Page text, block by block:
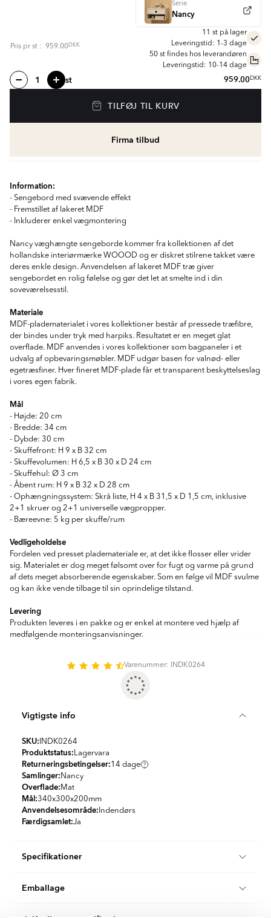
Serie
Nancy
Pris pr st : 959.00DKK
11 st på lager
Leveringstid: 1-3 dage
50 st findes hos leverandøren
Leveringstid: 10-14 dage
st 959.00DKK
TILFØJ TIL KURV
Firma tilbud
Information:
- Sengebord med svævende effekt
- Fremstillet af lakeret MDF
- Inkluderer enkel vægmontering
Nancy væghængte sengeborde kommer fra kollektionen af det
hollandske interiørmærke WOOOD og er diskret stilrene takket være
deres enkle design. Anvendelsen af lakeret MDF træ giver
sengebordet en rolig følelse og gør det let at smelte ind i din
soveværelsesstil.
Materiale
MDF-pladematerialet i vores kollektioner består af pressede træfibre,
der bindes under tryk med harpiks. Resultatet er en meget glat
overflade. MDF anvendes i vores kollektioner som bagpaneler i et
udvalg af opbevaringsmøbler. MDF udgør basen for valnød- eller
egetræsfiner. Hver fineret MDF-plade får et transparent beskyttelseslag
i vores egen fabrik.
Mål
- Højde: 20 cm
- Bredde: 34 cm
- Dybde: 30 cm
- Skuffefront: H 9 x B 32 cm
- Skuffevolumen: H 6,5 x B 30 x D 24 cm
- Skuffehul: Ø 3 cm
- Åbent rum: H 9 x B 32 x D 28 cm
- Ophængningssystem: Skrå liste, H 4 x B 31,5 x D 1,5 cm, inklusive
2+1 skruer og 2+1 universelle vægpropper.
- Bæreevne: 5 kg per skuffe/rum
Vedligeholdelse
Fordelen ved presset plademateriale er, at det ikke flosser eller vrider
sig. Materialet er dog meget følsomt over for fugt og varme på grund
af dets meget absorberende egenskaber. Som en følge vil MDF svulme
og kan ikke vende tilbage til sin oprindelige tilstand.
Levering
Produkten leveres i en pakke og er enkel at montere ved hjælp af
medfølgende monteringsanvisninger.
Varenummer: INDK0264
Vigtigste info
SKU: INDK0264
Produktstatus: Lagervara
Returneringsbetingelser:14 dage
Samlinger: Nancy
Overflade: Mat
Mål:340x300x200mm
Anvendelsesområde: Indendørs
Færdigsamlet:Ja
Specifikationer
Produktmateriale:
Farve: Gra
Emballage
Stk/boks: